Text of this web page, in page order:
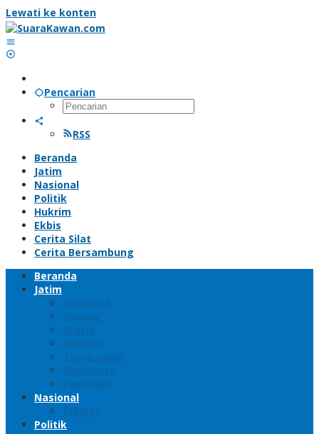
Lewati ke konten
Pencarian
RSS
Beranda
Jatim
Nasional
Politik
Hukrim
Ekbis
Cerita Silat
Cerita Bersambung
Beranda
Jatim
Surabaya
Malang
Gresik
Sidoarjo
Trenggalek
Mojokerto
Pasuruan
Nasional
Jakarta
Politik